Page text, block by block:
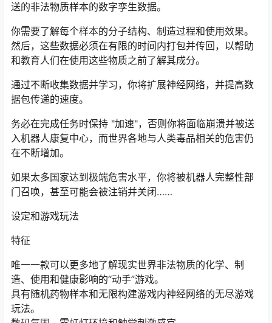
送的非法物质样本的数字孪生数据。
你需要了解每个样本的分子结构、制造过程和使用效果。
然后，这些数据必须在有限的时间内打包并传回，以帮助
和教育人们在使用这些物质之前了解其成分。
通过不断收集数据并学习，你将扩展神经网络，并提高数
据包传递的速度。
务必在完成任务时保持 "加速"，否则你将面临崩溃并被送
入机器人康复中心，而世界各地与人类毒品相关的危害仍
在不断增加。
如果太多国家达到极端危害水平，你将被机器人完整性部
门召唤，甚至可能会被注销并关闭……
设定和游戏玩法
特征
唯一一款可以更多地了解现实世界非法物质的化学、制
造、使用和健康影响的“动手”游戏。
具有随机药物样本和无限构建游戏内神经网络的无尽游戏
玩法。